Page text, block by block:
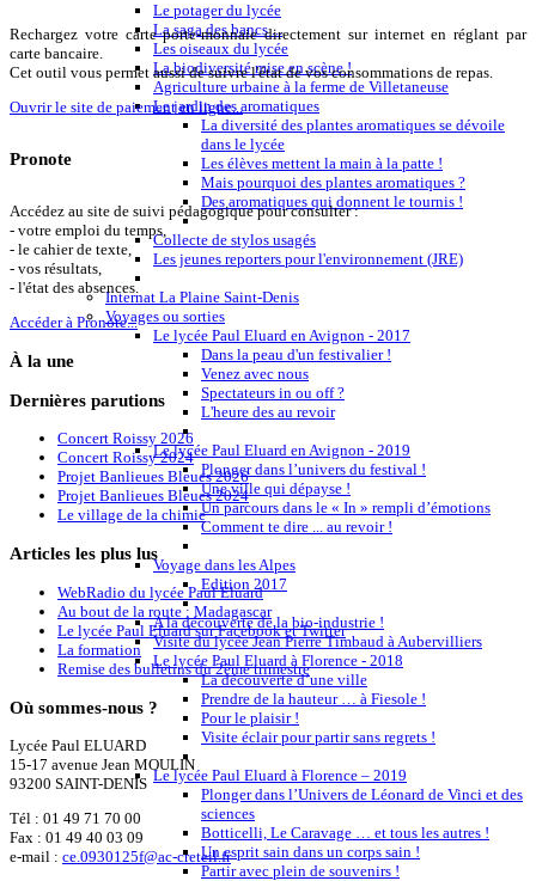
Le potager du lycée
La saga des bancs ...
Les oiseaux du lycée
La biodiversité mise en scène !
Agriculture urbaine à la ferme de Villetaneuse
Le jardin des aromatiques
La diversité des plantes aromatiques se dévoile
dans le lycée
Les élèves mettent la main à la patte !
Mais pourquoi des plantes aromatiques ?
Des aromatiques qui donnent le tournis !
Collecte de stylos usagés
Les jeunes reporters pour l'environnement (JRE)
Internat La Plaine Saint-Denis
Voyages ou sorties
Le lycée Paul Eluard en Avignon - 2017
Dans la peau d'un festivalier !
Venez avec nous
Spectateurs in ou off ?
L'heure des au revoir
Le lycée Paul Eluard en Avignon - 2019
Plonger dans l’univers du festival !
Une ville qui dépayse !
Un parcours dans le « In » rempli d’émotions
Comment te dire ... au revoir !
Voyage dans les Alpes
Edition 2017
A la découverte de la bio-industrie !
Visite du lycée Jean Pierre Timbaud à Aubervilliers
Le lycée Paul Eluard à Florence - 2018
La découverte d’une ville
Prendre de la hauteur … à Fiesole !
Pour le plaisir !
Visite éclair pour partir sans regrets !
Le lycée Paul Eluard à Florence – 2019
Plonger dans l’Univers de Léonard de Vinci et des
sciences
Botticelli, Le Caravage … et tous les autres !
Un esprit sain dans un corps sain !
Partir avec plein de souvenirs !
Rechargez votre carte porte-monnaie directement sur internet en réglant par
carte bancaire.
Cet outil vous permet aussi de suivre l'état de vos consommations de repas.
Ouvrir le site de paiement en ligne...
Pronote
Accédez au site de suivi pédagogique pour consulter :
- votre emploi du temps,
- le cahier de texte,
- vos résultats,
- l'état des absences.
Accéder à Pronote...
À la une
Dernières parutions
Concert Roissy 2026
Concert Roissy 2024
Projet Banlieues Bleues 2026
Projet Banlieues Bleues 2024
Le village de la chimie
Articles les plus lus
WebRadio du lycée Paul Eluard
Au bout de la route : Madagascar
Le lycée Paul Eluard sur Facebook et Twitter
La formation
Remise des bulletins du 2ème trimestre
Où sommes-nous ?
Lycée Paul ELUARD
15-17 avenue Jean MOULIN
93200 SAINT-DENIS
Tél : 01 49 71 70 00
Fax : 01 49 40 03 09
e-mail : ce.0930125f@ac-creteil.fr